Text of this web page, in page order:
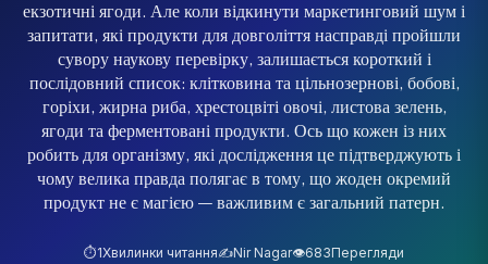
екзотичні ягоди. Але коли відкинути маркетинговий шум і
запитати, які продукти для довголіття насправді пройшли
сувору наукову перевірку, залишається короткий і
послідовний список: клітковина та цільнозернові, бобові,
горіхи, жирна риба, хрестоцвіті овочі, листова зелень,
ягоди та ферментовані продукти. Ось що кожен із них
робить для організму, які дослідження це підтверджують і
чому велика правда полягає в тому, що жоден окремий
продукт не є магією — важливим є загальний патерн.
⏱️1Хвилинки читання✍️Nir Nagar👁️683Перегляди